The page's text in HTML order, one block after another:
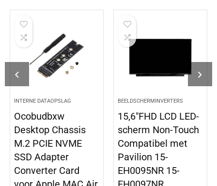
INTERNE DATAOPSLAG
Ocobudbxw
Desktop Chassis
M.2 PCIE NVME
SSD Adapter
Converter Card
BEELDSCHERMINVERTERS
15,6″FHD LCD LED-
scherm Non-Touch
Compatibel met
Pavilion 15-
EH0095NR 15-